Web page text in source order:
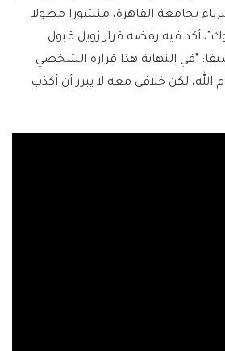
بجامعة القاهرة، منشورا مطولا
أكد فيه رفضه قرار زويل قبول
"في النهاية هذا قراره الشخصي
لكن خلافي معه لا يبرر أن أكذب